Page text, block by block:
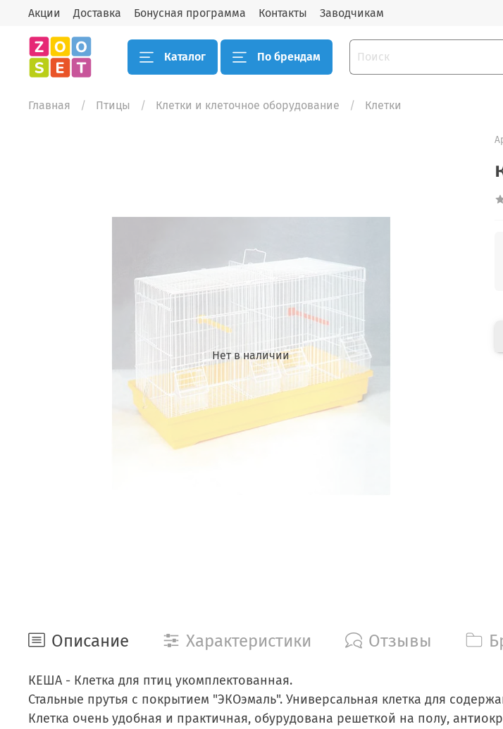
Акции Доставка Бонусная программа Контакты Заводчикам
Каталог По брендам
Главная Птицы Клетки и клеточное оборудование Клетки
Нет в наличии
Описание Характеристики Отзывы
КЕША - Клетка для птиц укомплектованная.
Стальные прутья с покрытием "ЭКОэмаль". Универсальная клетка для
Клетка очень удобная и практичная, обурудована решеткой на полу,